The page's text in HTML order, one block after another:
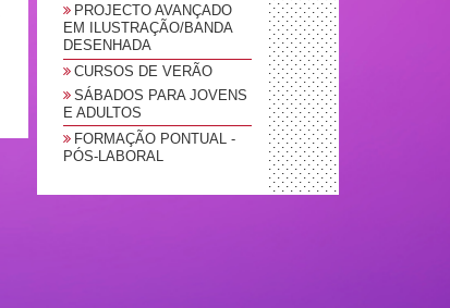
PROJECTO AVANÇADO
EM ILUSTRAÇÃO/BANDA
DESENHADA
CURSOS DE VERÃO
SÁBADOS PARA JOVENS
E ADULTOS
FORMAÇÃO PONTUAL -
PÓS-LABORAL